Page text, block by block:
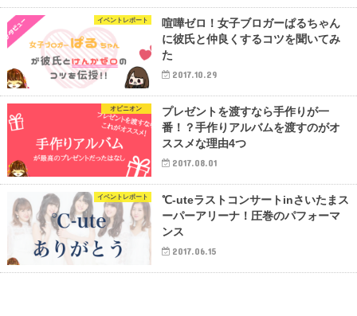
イベントレポート
喧嘩ゼロ！女子ブロガーぱるちゃん
に彼氏と仲良くするコツを聞いてみ
た
2017.10.29
オピニオン
プレゼントを渡すなら手作りが一
番！？手作りアルバムを渡すのがオ
ススメな理由4つ
2017.08.01
イベントレポート
℃-uteラストコンサートinさいたまス
ーパーアリーナ！圧巻のパフォーマ
ンス
2017.06.15